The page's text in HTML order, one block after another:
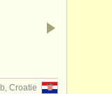
Croatie